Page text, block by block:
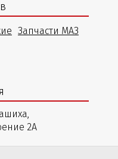
Запчасти МАЗ
2А